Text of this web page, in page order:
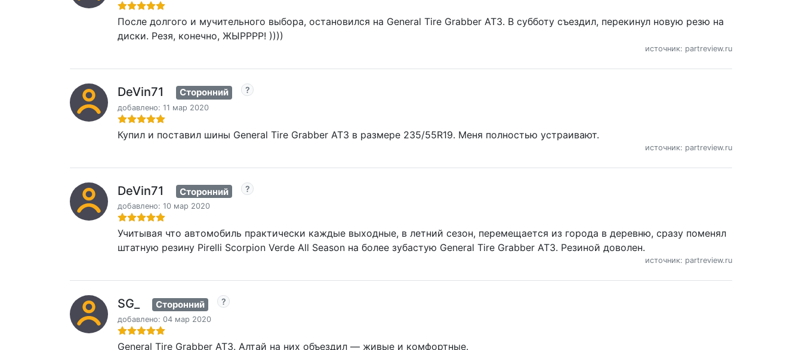
После долгого и мучительного выбора, остановился на General Tire Grabber AT3. В субботу съездил, перекинул новую резю на
диски. Резя, конечно, ЖЫРРРР! ))))
источник: partreview.ru
DeVin71 Сторонний
добавлено: 11 мар 2020
Купил и поставил шины General Tire Grabber AT3 в размере 235/55R19. Меня полностью устраивают.
источник: partreview.ru
DeVin71 Сторонний
добавлено: 10 мар 2020
Учитывая что автомобиль практически каждые выходные, в летний сезон, перемещается из города в деревню, сразу поменял
штатную резину Pirelli Scorpion Verde All Season на более зубастую General Tire Grabber AT3. Резиной доволен.
источник: partreview.ru
SG_ Сторонний
добавлено: 04 мар 2020
General Tire Grabber AT3. Алтай на них объездил — живые и комфортные.